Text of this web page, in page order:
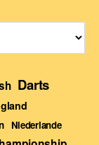
Darts
Niederlande